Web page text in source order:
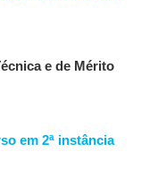
e de Mérito
em 2ª instância